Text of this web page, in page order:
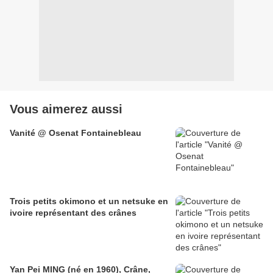
Vous aimerez aussi
Vanité @ Osenat Fontainebleau
Trois petits okimono et un netsuke en
ivoire représentant des crânes
Yan Pei MING (né en 1960), Crâne,